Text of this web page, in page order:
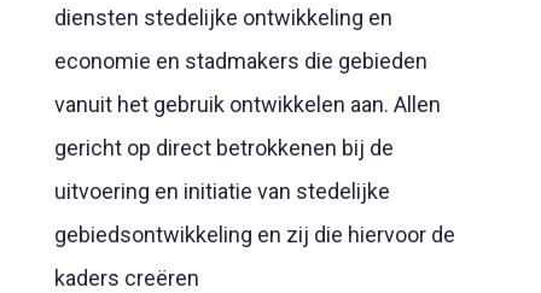
diensten stedelijke ontwikkeling en
economie en stadmakers die gebieden
vanuit het gebruik ontwikkelen aan. Allen
gericht op direct betrokkenen bij de
uitvoering en initiatie van stedelijke
gebiedsontwikkeling en zij die hiervoor de
kaders creëren